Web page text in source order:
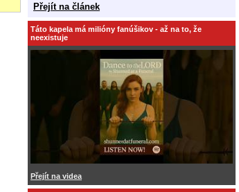
Přejít na článek
Táto kapela má milióny fanúšikov - až na to, že
neexistuje
Přejít na videa